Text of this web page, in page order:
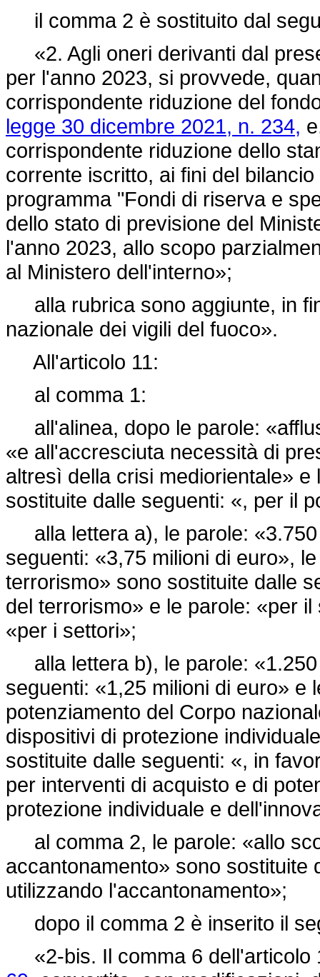
il comma 2 è sostituito dal
«2. Agli oneri derivanti dal
per l'anno 2023, si provvede,
corrispondente riduzione del
legge 30 dicembre 2021, n. 234,
corrispondente riduzione dello
corrente iscritto, ai fini del
programma "Fondi di riserva e
dello stato di previsione del
l'anno 2023, allo scopo
al Ministero dell'interno»;
alla rubrica sono aggiunte, in
nazionale dei vigili del fuoco».
All'articolo 11:
al comma 1:
all'alinea, dopo le parole:
«e all'accresciuta necessità di
altresì della crisi mediorientale»
sostituite dalle seguenti: «, per il
alla lettera a), le parole: «3.750
seguenti: «3,75 milioni di euro»,
terrorismo» sono sostituite dalle
del terrorismo» e le parole: «per
«per i settori»;
alla lettera b), le parole: «1.250
seguenti: «1,25 milioni di euro» e
potenziamento del Corpo
dispositivi di protezione
sostituite dalle seguenti: «, in
per interventi di acquisto e di
protezione individuale e
al comma 2, le parole: «allo
accantonamento» sono sostituite
utilizzando l'accantonamento»;
dopo il comma 2 è inserito il
«2-bis. Il comma 6 dell'articolo